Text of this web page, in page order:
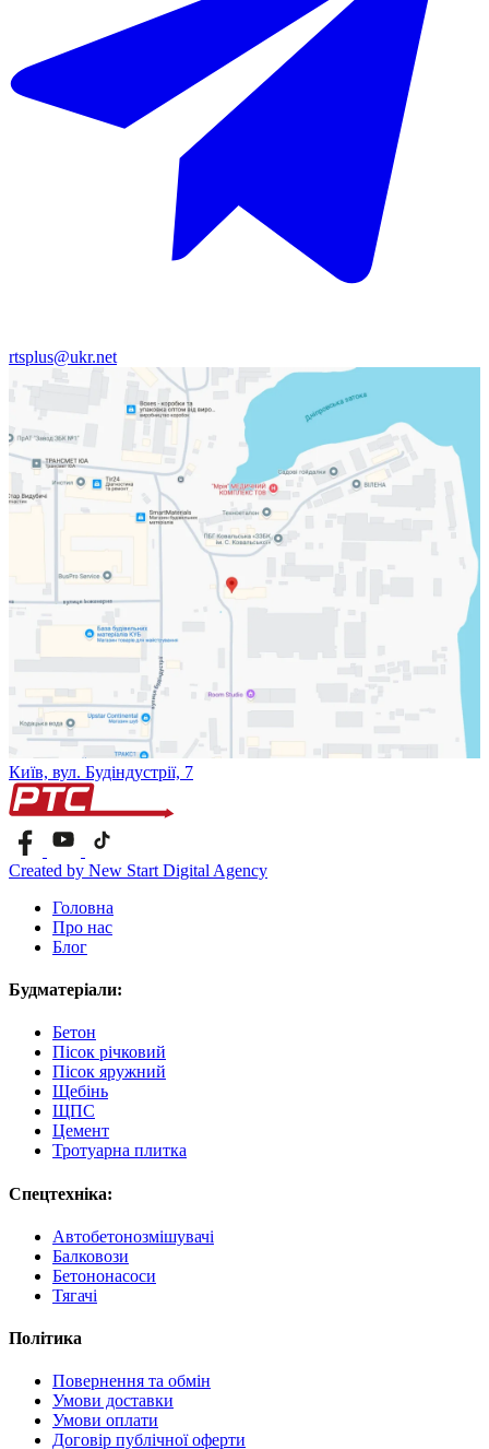
rtsplus@ukr.net
Київ, вул. Будіндустрії, 7
Created by New Start Digital Agency
Головна
Про нас
Блог
Будматеріали:
Бетон
Пісок річковий
Пісок яружний
Щебінь
ЩПС
Цемент
Тротуарна плитка
Спецтехніка:
Автобетонозмішувачі
Балковози
Бетононасоси
Тягачі
Політика
Повернення та обмін
Умови доставки
Умови оплати
Договір публічної оферти